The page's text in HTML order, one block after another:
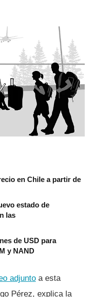
en Chile a partir de
estado de
las
de USD para
y NAND
adjunto a esta
Pérez, explica la